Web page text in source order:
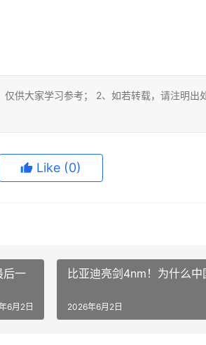
供大家学习参考； 2、如若转载，请注明出处
Like (0)
后一
6月2日
比亚迪亮剑4nm！为什么中
2026年6月2日